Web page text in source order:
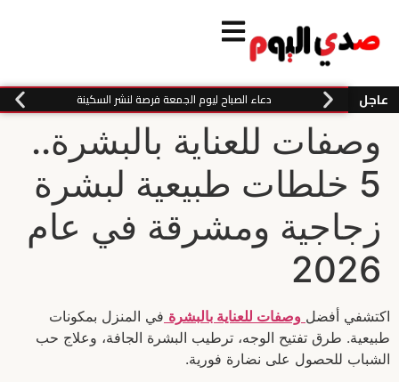
عاجل دعاء الصباح ليوم الجمعة فرصة لنشر السكينة
وصفات للعناية بالبشرة..
5 خلطات طبيعية لبشرة
زجاجية ومشرقة في عام
2026
اكتشفي أفضل وصفات للعناية بالبشرة في المنزل بمكونات
طبيعية. طرق تفتيح الوجه، ترطيب البشرة الجافة، وعلاج حب
الشباب للحصول على نضارة فورية.